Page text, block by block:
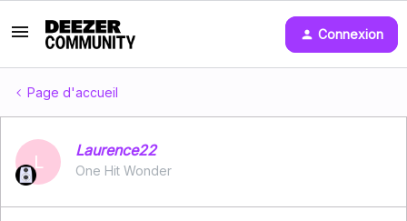
Connexion
Page d'accueil
L
Laurence22
One Hit Wonder